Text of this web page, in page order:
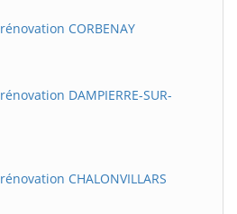
CORBENAY
DAMPIERRE-SUR-
CHALONVILLARS